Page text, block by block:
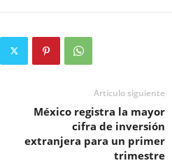
Artículo siguiente
México registra la mayor
cifra de inversión
extranjera para un primer
trimestre